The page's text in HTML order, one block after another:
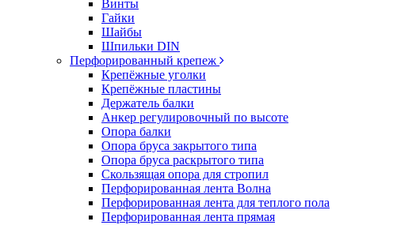
Винты
Гайки
Шайбы
Шпильки DIN
Перфорированный крепеж
Крепёжные уголки
Крепёжные пластины
Держатель балки
Анкер регулировочный по высоте
Опора балки
Опора бруса закрытого типа
Опора бруса раскрытого типа
Скользящая опора для стропил
Перфорированная лента Волна
Перфорированная лента для теплого пола
Перфорированная лента прямая